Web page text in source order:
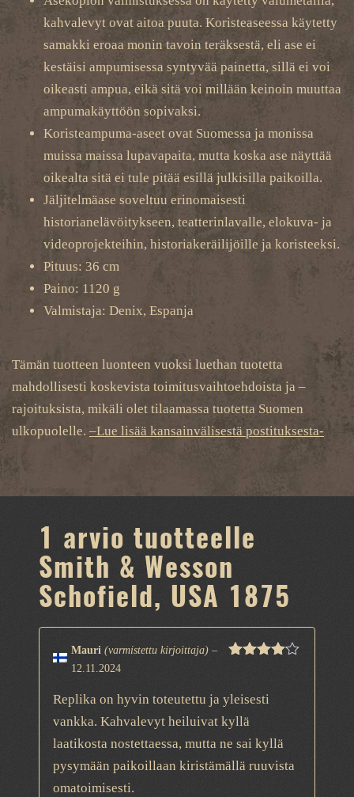
kahvalevyt ovat aitoa puuta. Koristeaseessa käytetty
samakki eroaa monin tavoin teräksestä, eli ase ei
kestäisi ampumisessa syntyvää painetta, sillä ei voi
oikeasti ampua, eikä sitä voi millään keinoin muuttaa
ampumakäyttöön sopivaksi.
Koristeampuma-aseet ovat Suomessa ja monissa
muissa maissa lupavapaita, mutta koska ase näyttää
oikealta sitä ei tule pitää esillä julkisilla paikoilla.
Jäljitelmäase soveltuu erinomaisesti
historianelävöitykseen, teatterinlavalle, elokuva- ja
videoprojekteihin, historiakeräilijöille ja koristeeksi.
Pituus: 36 cm
Paino: 1120 g
Valmistaja: Denix, Espanja
Tämän tuotteen luonteen vuoksi luethan tuotetta
mahdollisesti koskevista toimitusvaihtoehdoista ja –
rajoituksista, mikäli olet tilaamassa tuotetta Suomen
ulkopuolelle. –Lue lisää kansainvälisestä postituksesta-
1 arvio tuotteelle
Smith & Wesson
Schofield, USA 1875
4/ 5
Mauri (varmistettu kirjoittaja) –
12.11.2024
Replika on hyvin toteutettu ja yleisesti
vankka. Kahvalevyt heiluivat kyllä
laatikosta nostettaessa, mutta ne sai kyllä
pysymään paikoillaan kiristämällä ruuvista
omatoimisesti.